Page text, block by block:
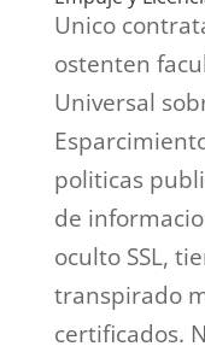
Unico
ostenten
Universal
politicas
de
oculto SSL,
transpirado
certificados.